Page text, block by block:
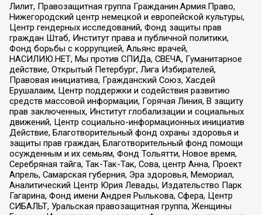
Лилит, Правозащитная группа Гражданин.Армия.Право,
Нижегородский центр немецкой и европейской культуры,
Центр гендерных исследований, Фонд защиты прав
граждан Штаб, Институт права и публичной политики,
Фонд борьбы с коррупцией, Альянс врачей,
НАСИЛИЮ.НЕТ, Мы против СПИДа, СВЕЧА, Гуманитарное
действие, Открытый Петербург, Лига Избирателей,
Правовая инициатива, Гражданский Союз, Хасдей
Ерушалаим, Центр поддержки и содействия развитию
средств массовой информации, Горячая Линия, В защиту
прав заключенных, Институт глобализации и социальных
движений, Центр социально-информационных инициатив
Действие, Благотворительный фонд охраны здоровья и
защиты прав граждан, Благотворительный фонд помощи
осужденным и их семьям, Фонд Тольятти, Новое время,
Серебряная тайга, Так-Так-Так, Сова, центр Анна, Проект
Апрель, Самарская губерния, Эра здоровья, Мемориал,
Аналитический Центр Юрия Левады, Издательство Парк
Гагарина, Фонд имени Андрея Рылькова, Сфера, Центр
СИБАЛЬТ, Уральская правозащитная группа, Женщины